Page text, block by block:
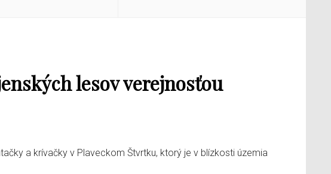
lesov verejnosťou
a krívačky v Plaveckom Štvrtku, ktorý je v blízkosti územia